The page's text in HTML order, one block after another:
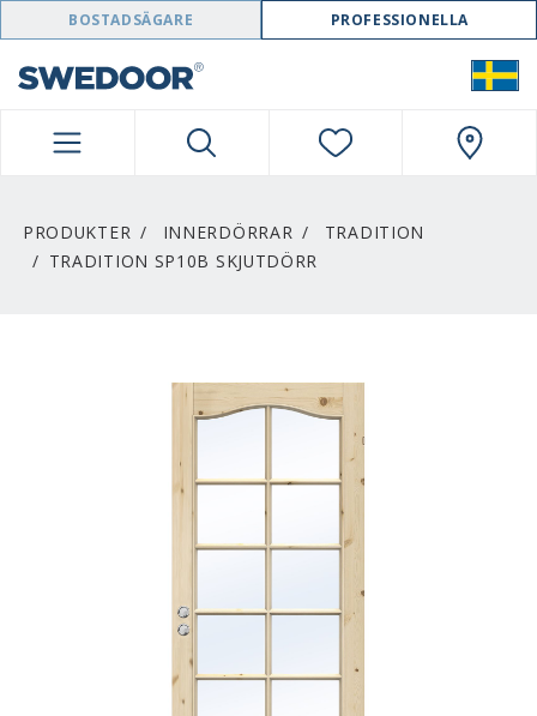
SWEDOOR NAVIGATION
BOSTADSÄGARE PROFESSIONELLA
PRODUKTER INNERDÖRRAR
TRADITION
TRADITION SP10B SKJUTDÖRR